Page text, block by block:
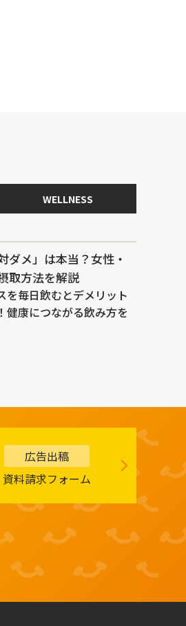
WELLNESS
ダメ」は本当？女性・
取方法を解説
を毎日飲むとデメリット
健康につながる飲み方を
広告出稿
資料請求フォーム